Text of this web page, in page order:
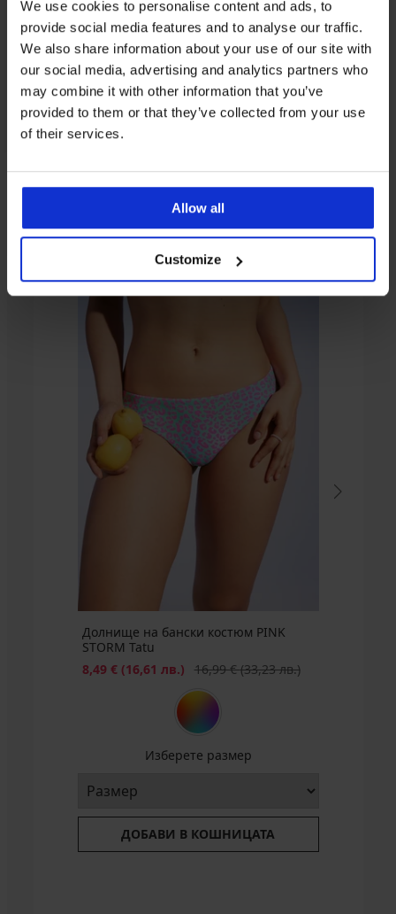
We use cookies to personalise content and ads, to
provide social media features and to analyse our traffic.
We also share information about your use of our site with
our social media, advertising and analytics partners who
may combine it with other information that you’ve
provided to them or that they’ve collected from your use
of their services.
Allow all
Customize
От същата колекция
Долнище на бански костюм PINK
STORM Tatu
Намаление
8,49 € (16,61 лв.) Първоначална цена
16,99 €(33,23 лв.)
Изберете размер
ДОБАВИ В КОШНИЦАТА